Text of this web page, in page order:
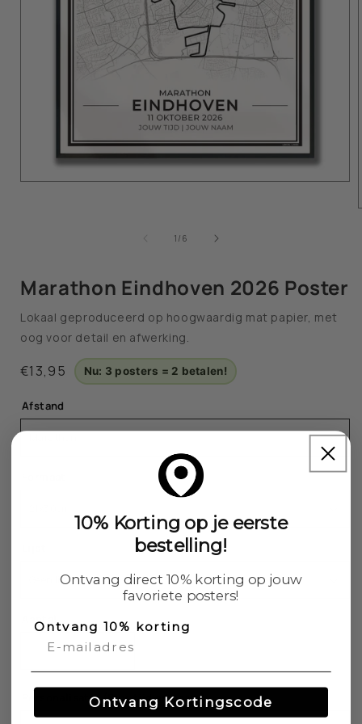
1 /van
6
Marathon Eindhoven 2026 Poster
Lokaal geproduceerd op hoogwaardig mat papier, met
oog voor detail en afwerking.
Normale
€13,95 Nu: 3 posters = 2 betalen!
Afstand
Aantal
verlagen
voor
Marathon
verhogen
voor
Marathon
Personalisatie (Bijv. tijd en naam)
10% Korting op je eerste
bestelling!
Ontvang direct 10% korting op jouw
favoriete posters!
Ontvang 10% korting
Ontvang Kortingscode